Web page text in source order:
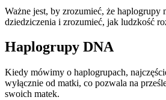
Ważne jest, by zrozumieć, że
dziedziczenia i zrozumieć, jak ludzkość
Haplogrupy DNA
Kiedy mówimy o haplogrupach,
wyłącznie od matki, co pozwala na
swoich matek.